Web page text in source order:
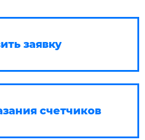
заявку
счетчиков